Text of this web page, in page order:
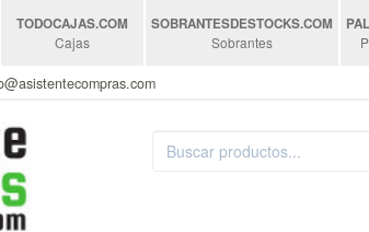
TODOCAJAS.COM
Cajas
SOBRANTESDESTOCKS.COM
Sobrantes